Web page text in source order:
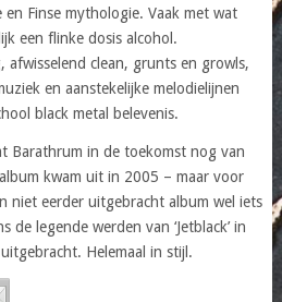
Finse mythologie. Vaak met wat
een flinke dosis alcohol.
afwisselend clean, grunts en growls,
en aanstekelijke melodielijnen
black metal belevenis.
Barathrum in de toekomst nog van
kwam uit in 2005 – maar voor
niet eerder uitgebracht album wel iets
legende werden van ‘Jetblack’ in
Helemaal in stijl.